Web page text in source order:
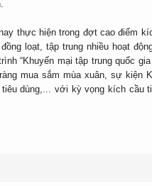
thực hiện trong đợt cao điểm
loạt, tập trung nhiều hoạt
“Khuyến mại tập trung quốc
mua sắm mùa xuân, sự kiện
dùng,... với kỳ vọng kích cầu